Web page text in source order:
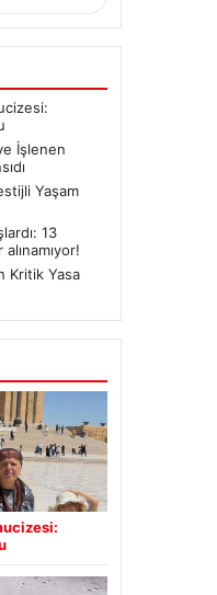
İşlenen
Yaşam
13
Kritik Yasa